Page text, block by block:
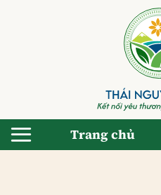
Trang chủ